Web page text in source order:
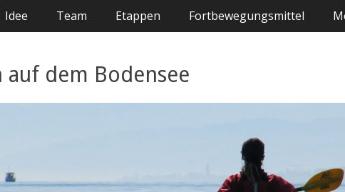
Idee Team Etappen Fortbewegungsmittel
auf dem Bodensee